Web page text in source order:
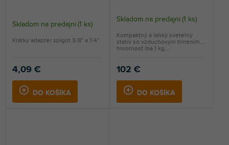
Skladom na predajni (1 ks)
4,09 €
DO KOŠÍKA
Krátky adaptér spigot 3/8" a 1/4".
Skladom na predajni (1 ks)
102 €
DO KOŠÍKA
Kompaktný a ľahký svetelný
statív so vzduchovým tlmením,
hmotnosť iba 1 kg,...